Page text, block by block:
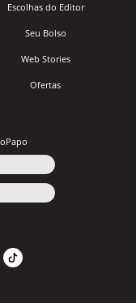
Escolhas do Editor
Seu Bolso
Web Stories
Ofertas